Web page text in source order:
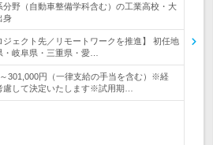
分野（自動車整備学科含む）の工業高校・大
身
ジェクト先／リモートワークを推進】 初任地
岐阜県・三重県・愛…
～301,000円（一律支給の手当を含む）※経
慮して決定いたします※試用期…